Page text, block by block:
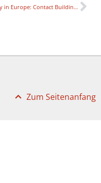
Study in Europe: Contact Building seminar (Moldau)
Zum Seitenanfang